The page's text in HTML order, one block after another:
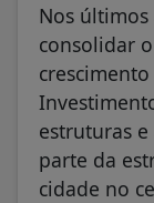
Nos últimos
consolidar
estruturas
parte da
cidade no